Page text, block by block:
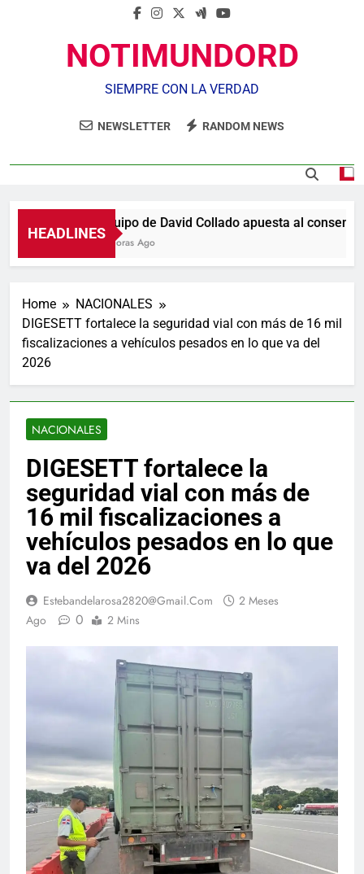
NOTIMUNDORD
SIEMPRE CON LA VERDAD
NEWSLETTER RANDOM NEWS
HEADLINES
Equipo de David Collado apuesta al consenso
4 Horas Ago
Home
NACIONALES
DIGESETT fortalece la seguridad vial con más de 16 mil
fiscalizaciones a vehículos pesados en lo que va del
2026
NACIONALES
DIGESETT fortalece la
seguridad vial con más de
16 mil fiscalizaciones a
vehículos pesados en lo que
va del 2026
Estebandelarosa2820@gmail.com
2 Meses
Ago
0 2 Mins